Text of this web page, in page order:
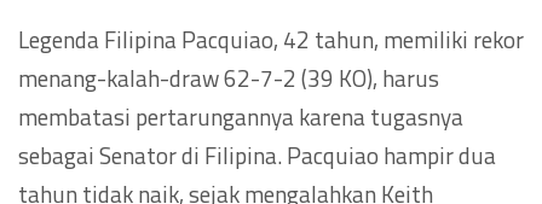
Legenda Filipina Pacquiao, 42 tahun, memiliki rekor
menang-kalah-draw 62-7-2 (39 KO), harus
membatasi pertarungannya karena tugasnya
sebagai Senator di Filipina. Pacquiao hampir dua
tahun tidak naik, sejak mengalahkan Keith